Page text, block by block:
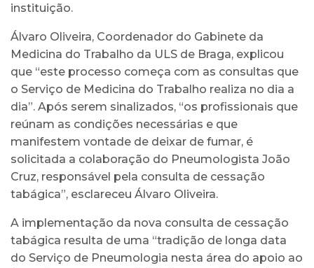
instituição.
Álvaro Oliveira, Coordenador do Gabinete da
Medicina do Trabalho da ULS de Braga, explicou
que “este processo começa com as consultas que
o Serviço de Medicina do Trabalho realiza no dia a
dia”. Após serem sinalizados, “os profissionais que
reúnam as condições necessárias e que
manifestem vontade de deixar de fumar, é
solicitada a colaboração do Pneumologista João
Cruz, responsável pela consulta de cessação
tabágica”, esclareceu Álvaro Oliveira.
A implementação da nova consulta de cessação
tabágica resulta de uma “tradição de longa data
do Serviço de Pneumologia nesta área do apoio ao